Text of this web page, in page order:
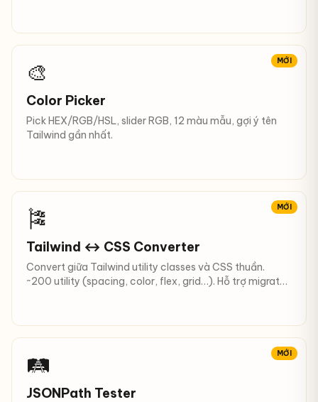
MỚI
🎨
Color Picker
Pick HEX/RGB/HSL, slider RGB, 12 màu mẫu, gợi ý tên
Tailwind gần nhất.
MỚI
🎏
Tailwind ↔ CSS Converter
Convert giữa Tailwind utility classes và CSS thuần.
~200 utility (spacing, color, flex, grid…). Hỗ trợ migrate
MỚI
🛤
JSONPath Tester